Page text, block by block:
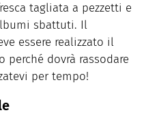
tagliata a pezzetti e
sbattuti. Il
essere realizzato il
perché dovrà rassodare
per tempo!